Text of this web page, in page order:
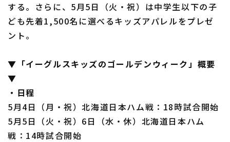
福岡ソフトバンクホークス
する。さらに、5月5日（火・祝）は中学生以下の子
ども先着1,500名に選べるキッズアパレルをプレゼ
ント。
▼「イーグルスキッズのゴールデンウィーク」概要
▼
・日程
5月4日（月・祝）北海道日本ハム戦：18時試合開始
5月5日（火・祝）6日（水・休）北海道日本ハム
戦：14時試合開始